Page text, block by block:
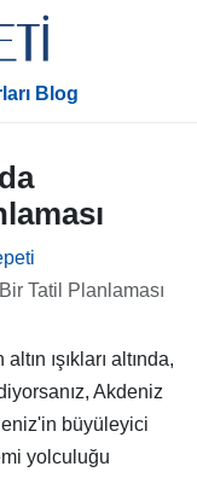
Blog
Tatil Planlaması
ışıkları altında,
Akdeniz
büyüleyici
yolculuğu